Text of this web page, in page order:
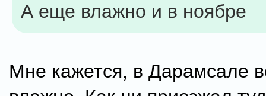
А еще влажно и в ноябре
Мне кажется, в Дарамсале